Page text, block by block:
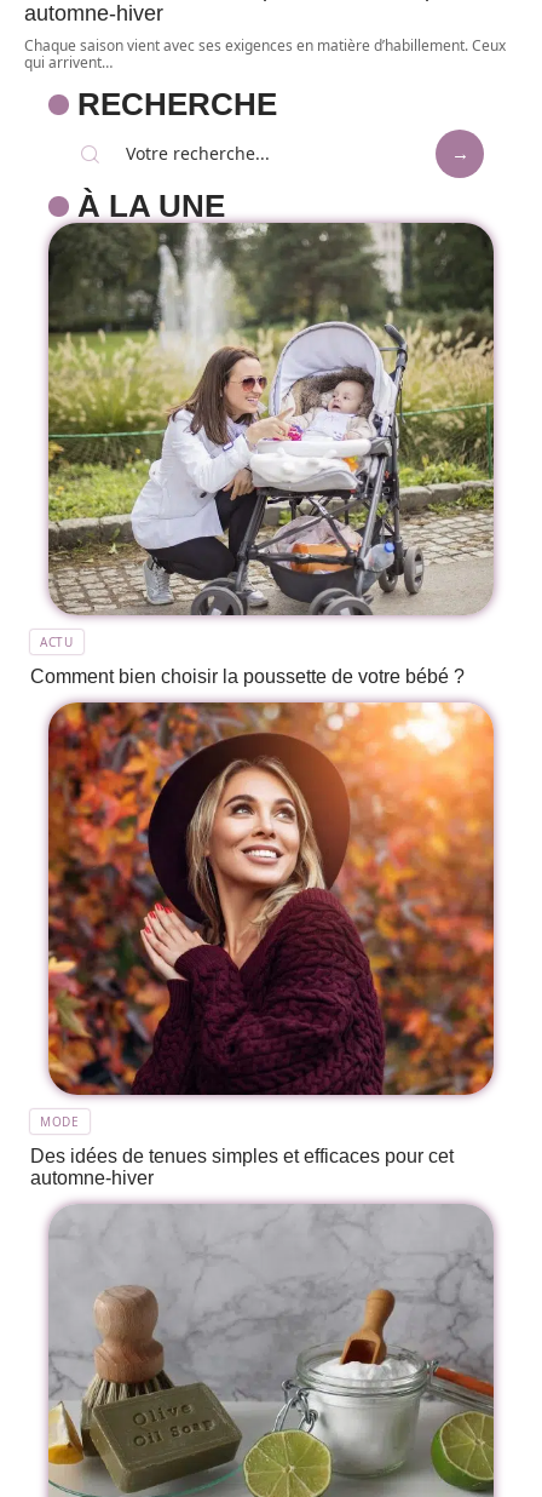
automne-hiver
Chaque saison vient avec ses exigences en matière d’habillement. Ceux
qui arrivent…
RECHERCHE
À LA UNE
ACTU
Comment bien choisir la poussette de votre bébé ?
MODE
Des idées de tenues simples et efficaces pour cet
automne-hiver